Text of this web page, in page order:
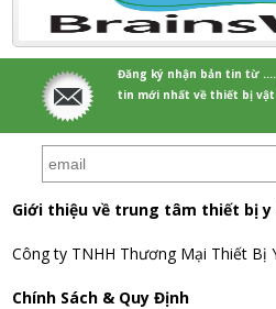
Đăng ký nhận bản tin từ
tin mới nhất về thiết bị
Giới thiệu về trung tâm thiết bị y
Công ty TNHH Thương Mại Thiết Bị
Chính Sách & Quy Định